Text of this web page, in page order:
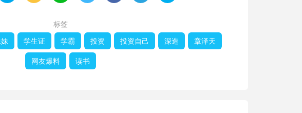
标签
学生证 学霸 投资 投资自己 深造
章泽天
网友爆料
读书